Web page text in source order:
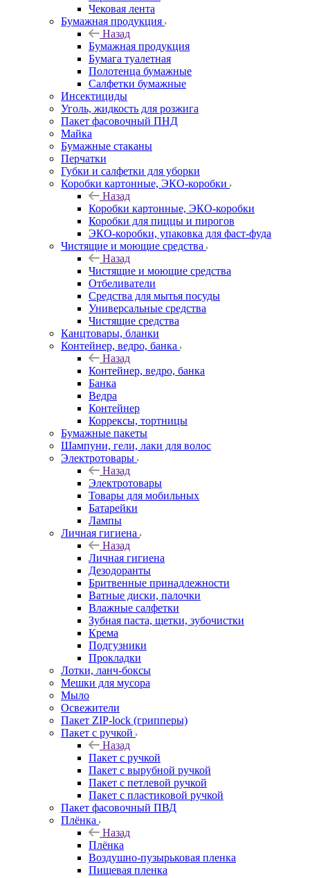
Чековая лента
Бумажная продукция
Назад
Бумажная продукция
Бумага туалетная
Полотенца бумажные
Салфетки бумажные
Инсектициды
Уголь, жидкость для розжига
Пакет фасовочный ПНД
Майка
Бумажные стаканы
Перчатки
Губки и салфетки для уборки
Коробки картонные, ЭКО-коробки
Назад
Коробки картонные, ЭКО-коробки
Коробки для пиццы и пирогов
ЭКО-коробки, упаковка для фаст-фуда
Чистящие и моющие средства
Назад
Чистящие и моющие средства
Отбеливатели
Средства для мытья посуды
Универсальные средства
Чистящие средства
Канцтовары, бланки
Контейнер, ведро, банка
Назад
Контейнер, ведро, банка
Банка
Ведра
Контейнер
Коррексы, тортницы
Бумажные пакеты
Шампуни, гели, лаки для волос
Электротовары
Назад
Электротовары
Товары для мобильных
Батарейки
Лампы
Личная гигиена
Назад
Личная гигиена
Дезодоранты
Бритвенные принадлежности
Ватные диски, палочки
Влажные салфетки
Зубная паста, щетки, зубочистки
Крема
Подгузники
Прокладки
Лотки, ланч-боксы
Мешки для мусора
Мыло
Освежители
Пакет ZIP-lock (грипперы)
Пакет с ручкой
Назад
Пакет с ручкой
Пакет с вырубной ручкой
Пакет с петлевой ручкой
Пакет с пластиковой ручкой
Пакет фасовочный ПВД
Плёнка
Назад
Плёнка
Воздушно-пузырьковая пленка
Пищевая пленка